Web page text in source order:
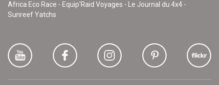
Africa Eco Race - Equip'Raid Voyages - Le Journal du 4x4 -
Sunreef Yatchs